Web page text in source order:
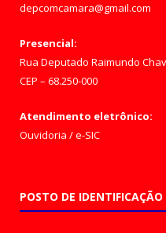
depcomcamara@gmail.com
Presencial:
Rua Deputado Raimundo
CEP – 68.250-000
Atendimento eletrônico:
Ouvidoria /e-SIC
POSTO DE